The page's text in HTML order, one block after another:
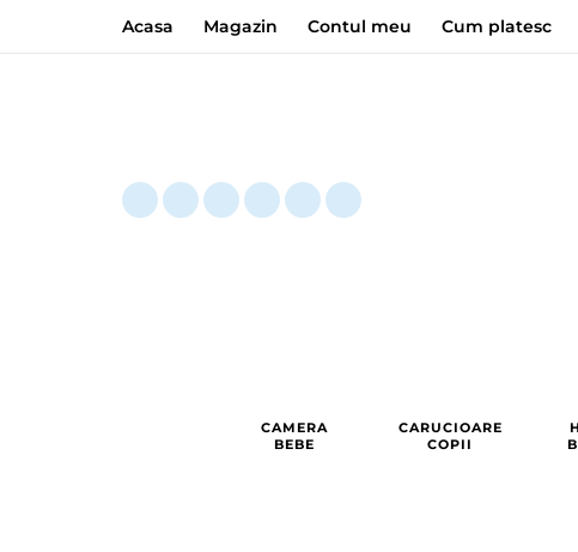
Acasa Magazin Contul meu Cum platesc
CAMERA
BEBE
CARUCIOARE
COPII